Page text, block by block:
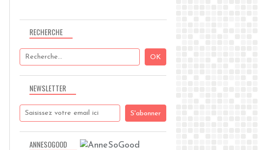
NEWSLETTER
RECHERCHE
ANNESOGOOD